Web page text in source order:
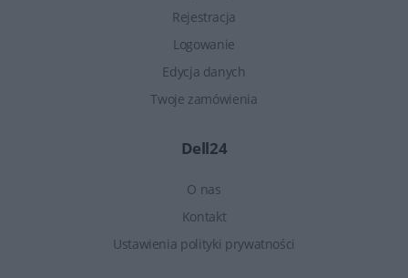
Rejestracja
Logowanie
Edycja danych
Twoje zamówienia
Dell24
O nas
Kontakt
Ustawienia polityki prywatności